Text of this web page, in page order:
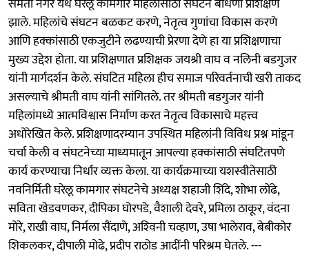
झाले. महिलांचे संघटन बळकट करणे, नेतृत्व गुणांचा विकास करणे
आणि हक्कांसाठी एकजुटीने लढण्याची प्रेरणा देणे हा या प्रशिक्षणाचा
मुख्य उद्देश होता. या प्रशिक्षणात प्रशिक्षक जयश्री वाघ व नलिनी बडगुजर
यांनी मार्गदर्शन केले. संघटित महिला हीच समाज परिवर्तनाची खरी ताकद
असल्याचे श्रीमती वाघ यांनी सांगितले. तर श्रीमती बडगुजर यांनी
महिलांमध्ये आत्मविश्वास निर्माण करत नेतृत्व विकासाचे महत्त्व
अधोरेखित केले. प्रशिक्षणादरम्यान उपस्थित महिलांनी विविध प्रश्न मांडून
चर्चा केली व संघटनेच्या माध्यमातून आपल्या हक्कांसाठी संघटितपणे
कार्य करण्याचा निर्धार व्यक्त केला. या कार्यक्रमाच्या यशस्वीतेसाठी
नवनिर्मिती घरेलू कामगार संघटनेचे अध्यक्ष शहाजी शिंदे, शोभा लोंढे,
सविता खेडवणकर, दीपिका घोरपडे, वैशाली देवरे, प्रमिला ठाकूर, वंदना
मोरे, राखी वाघ, निर्मला सैंदाणे, अश्‍विनी चव्हाण, उषा भालेराव, बेबीकोर
शिकलकर, दीपाली मोढे, प्रदीप राठोड आदींनी परिश्रम घेतले. ---